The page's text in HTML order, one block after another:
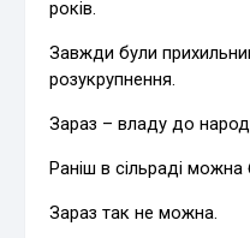
років.
Завжди були
розукрупнення.
Зараз – владу до
Раніш в сільраді
Зараз так не можна.